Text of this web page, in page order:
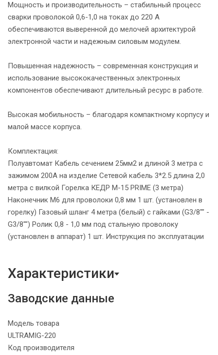
Мощность и производительность – стабильный процесс
сварки проволокой 0,6-1,0 на токах до 220 А
обеспечиваются выверенной до мелочей архитектурой
электронной части и надежным силовым модулем.
Повышенная надежность – современная конструкция и
использование высококачественных электронных
компонентов обеспечивают длительный ресурс в работе.
Высокая мобильность – благодаря компактному корпусу и
малой массе корпуса.
Комплектация:
Полуавтомат Кабель сечением 25мм2 и длиной 3 метра с
зажимом 200А на изделие Сетевой кабель 3*2.5 длина 2,0
метра с вилкой Горелка КЕДР M-15 PRIME (3 метра)
Наконечник М6 для проволоки 0,8 мм 1 шт. (установлен в
горелку) Газовый шланг 4 метра (белый) с гайками (G3/8"" -
G3/8"") Ролик 0,8 - 1,0 мм под стальную проволоку
(установлен в аппарат) 1 шт. Инструкция по эксплуатации
Характеристики
Заводские данные
Модель товара
ULTRAMIG-220
Код производителя